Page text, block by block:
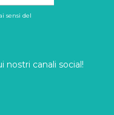
sensi del
nostri canali social!